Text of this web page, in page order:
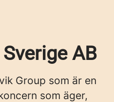
AB
Group som är en
som äger,